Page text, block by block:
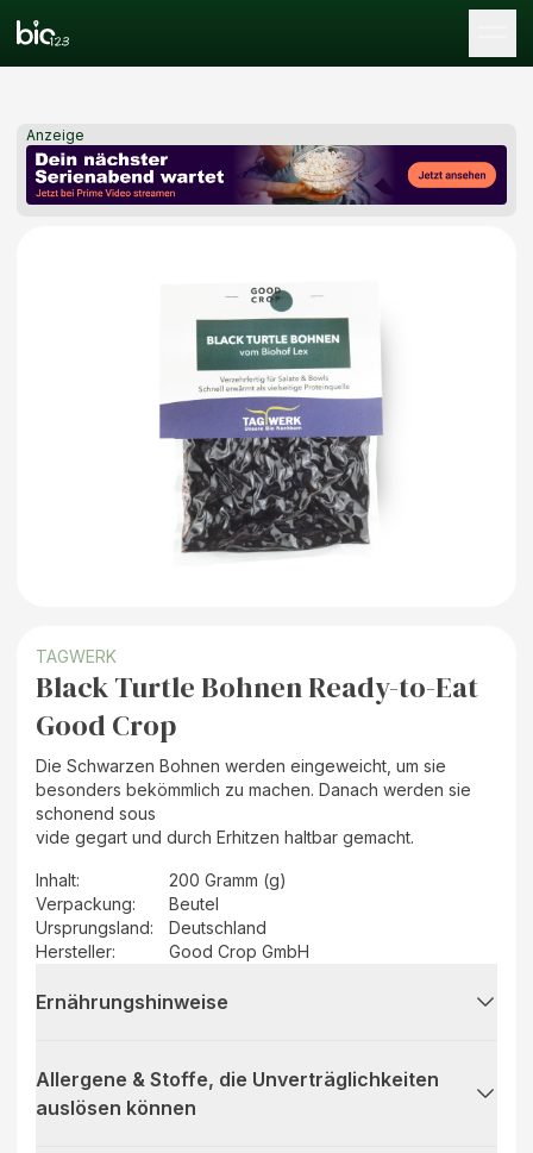
Anzeige
TAGWERK
Black Turtle Bohnen Ready-to-Eat
Good Crop
Die Schwarzen Bohnen werden eingeweicht, um sie
besonders bekömmlich zu machen. Danach werden sie
schonend sous
vide gegart und durch Erhitzen haltbar gemacht.
Inhalt:
200 Gramm (g)
Verpackung:
Beutel
Ursprungsland:
Deutschland
Hersteller: Good Crop GmbH
Ernährungshinweise
Allergene & Stoffe, die Unverträglichkeiten
auslösen können